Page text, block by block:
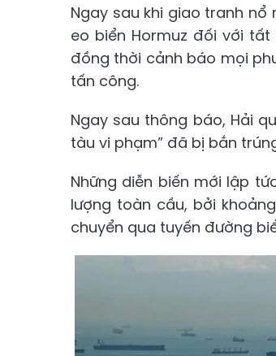
Ngay sau khi giao tranh
eo biển Hormuz đối với
đồng thời cảnh báo mọi
tấn công.
Ngay sau thông báo, Hải
tàu vi phạm” đã bị bắn
Những diễn biến mới lập
lượng toàn cầu, bởi
chuyển qua tuyến đường